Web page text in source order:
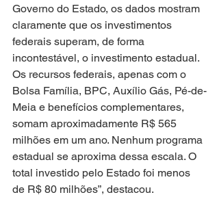
Governo do Estado, os dados mostram
claramente que os investimentos
federais superam, de forma
incontestável, o investimento estadual.
Os recursos federais, apenas com o
Bolsa Família, BPC, Auxílio Gás, Pé-de-
Meia e benefícios complementares,
somam aproximadamente R$ 565
milhões em um ano. Nenhum programa
estadual se aproxima dessa escala. O
total investido pelo Estado foi menos
de R$ 80 milhões”, destacou.